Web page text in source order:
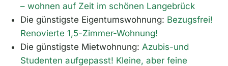
– wohnen auf Zeit im schönen Langebrück
Die günstigste Eigentumswohnung: Bezugsfrei!
Renovierte 1,5-Zimmer-Wohnung!
Die günstigste Mietwohnung: Azubis-und
Studenten aufgepasst! Kleine, aber feine